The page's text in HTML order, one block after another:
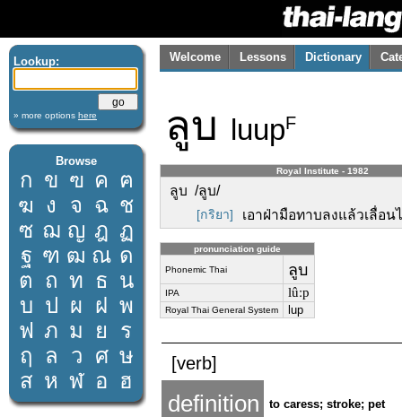
Lookup:
» more options here
Browse
ก ข ฃ ค ฅ
ฆ ง จ ฉ ช
ซ ฌ ญ ฎ ฏ
ฐ ฑ ฒ ณ ด
ต ถ ท ธ น
บ ป ผ ฝ พ
ฟ ภ ม ย
ร
ฤ
ล ว ศ ษ
ส ห ฬ อ ฮ
Welcome Lessons Dictionary
ลูบ luupF
Royal Institute - 1982
ลูบ /ลูบ/
[กริยา] เอาฝ่ามือทาบลงแล้วเลื่อน
pronunciation guide
Phonemic Thai ลูบ
IPA lûːp
Royal Thai General System lup
[verb]
definition to caress; stroke; pet